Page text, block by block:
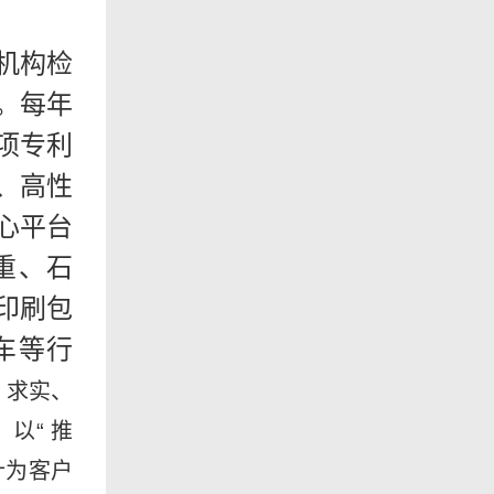
构检
每年
专利
高性
平台
、石
刷包
等行
实、
以“ 推
客户